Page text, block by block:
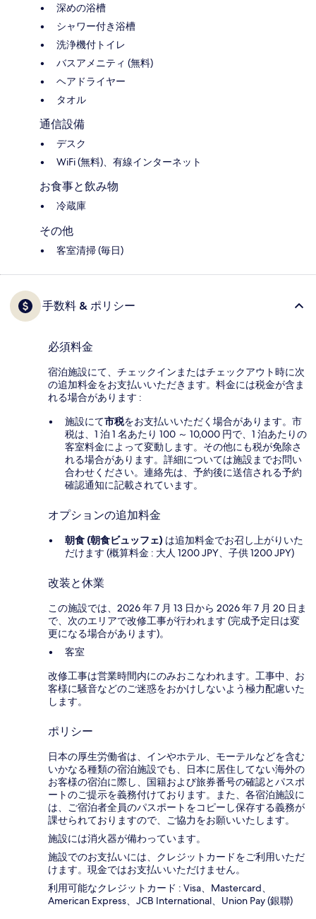
深めの浴槽
シャワー付き浴槽
洗浄機付トイレ
バスアメニティ (無料)
ヘアドライヤー
タオル
通信設備
デスク
WiFi (無料)、有線インターネット
お食事と飲み物
冷蔵庫
その他
客室清掃 (毎日)
手数料 & ポリシー
必須料金
宿泊施設にて、チェックインまたはチェックアウト時に次
の追加料金をお支払いいただきます。料金には税金が含ま
れる場合があります :
施設にて市税をお支払いいただく場合があります。市
税は、1 泊 1 名あたり 100 ～ 10,000 円で、1 泊あたりの
客室料金によって変動します。その他にも税が免除さ
れる場合があります。詳細については施設までお問い
合わせください。連絡先は、予約後に送信される予約
確認通知に記載されています。
オプションの追加料金
朝食 (朝食ビュッフェ) は追加料金でお召し上がりいた
だけます (概算料金 : 大人 1200 JPY、子供 1200 JPY)
改装と休業
この施設では、2026 年 7 月 13 日から 2026 年 7 月 20 日ま
で、次のエリアで改修工事が行われます (完成予定日は変
更になる場合があります)。
客室
改修工事は営業時間内にのみおこなわれます。工事中、お
客様に騒音などのご迷惑をおかけしないよう極力配慮いた
します。
ポリシー
日本の厚生労働省は、インやホテル、モーテルなどを含む
いかなる種類の宿泊施設でも、日本に​居住してない海外の
お客様の宿泊に際し、国籍および旅券番号の確認とパスポ
ートのご提示を義務付け​ております。また、各宿泊施設に
は、ご宿泊者全員のパスポートをコピーし保存する義務が
課せられておりますの​で、ご協力をお願いいたします。
施設には消火器が備わっています。
施設でのお支払いには、クレジットカードをご利用いただ
けます。現金ではお支払いいただけません。
利用可能なクレジットカード : Visa、Mastercard、
American Express、JCB International、Union Pay (銀聯)